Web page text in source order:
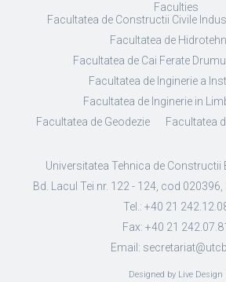
Faculties
Facultatea de Constructii Civile
Facultatea de
Facultatea de Cai Ferate
Facultatea de Inginerie a
Facultatea de Inginerie in
Facultatea de Geodezie
Facultatea
Universitatea Tehnica de Constructii
Bd. Lacul Tei nr. 122 - 124, cod
Tel.: +40 21
Fax: +40 21 242.07.81
Email:
Designed by Live Design